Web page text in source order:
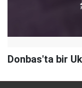
Donbas'ta bir